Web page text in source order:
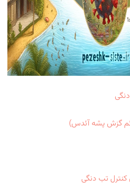
گزش پشه آئدس)
تب دنگی